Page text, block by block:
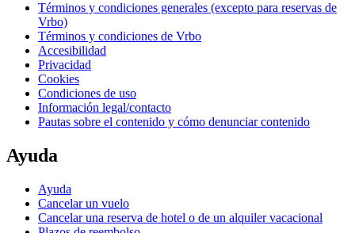
Términos y condiciones generales (excepto para reservas de
Vrbo)
Términos y condiciones de Vrbo
Accesibilidad
Privacidad
Cookies
Condiciones de uso
Información legal/contacto
Pautas sobre el contenido y cómo denunciar contenido
Ayuda
Ayuda
Cancelar un vuelo
Cancelar una reserva de hotel o de un alquiler vacacional